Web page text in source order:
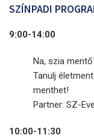
SZÍNPADI
9:00-14:00
Na, szia
Tanulj
menthet!
Partner: SZ-
10:00-11:30